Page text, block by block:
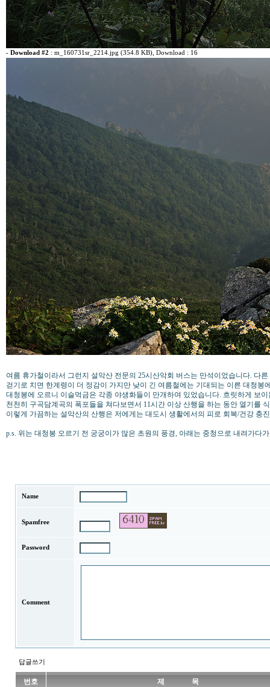
- Download #2 : m_160731sr_2214.jpg (354.8 KB), Download : 16
여름 휴가철이라서 그런지 설악산 전문의 25시산악회 버스는 만석이었습니다. 다
걷기로 치면 한계령이 더 정감이 가지만 낮이 긴 여름철에는 기대되는 이른 대청
대청봉에 오르니 이슬먹금은 각종 야생화들이 만개하여 있었습니다. 흐릿하게 보
천천히 구곡담계곡의 폭포들을 쳐다보면서 11시간 이상 산행을 하는 동안 열기를
이렇게 가끔하는 설악산의 산행은 저에게는 대도시 생활에서의 피로 회복/건강 충
p.s. 위는 대청봉 오르기 전 궁궁이가 많은 초원의 풍경, 아래는 중청으로 내려가다
Name
Spamfree
Password
Comment
답글쓰기
번호 제 목